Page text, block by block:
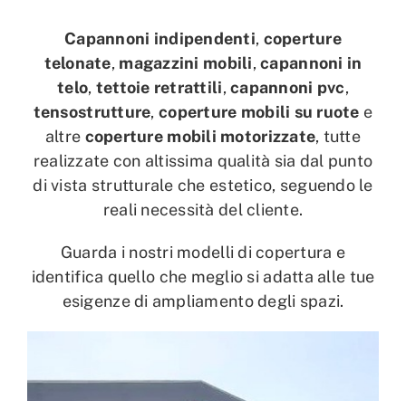
Capannoni indipendenti, coperture
telonate, magazzini mobili,capannoni in
telo, tettoie retrattili,capannoni pvc,
tensostrutture,coperture mobili su ruote e
altre coperture mobili motorizzate, tutte
realizzate con altissima qualità sia dal punto
di vista strutturale che estetico, seguendo le
reali necessità del cliente.
Guarda i nostri modelli di copertura e
identifica quello che meglio si adatta alle tue
esigenze di ampliamento degli spazi.